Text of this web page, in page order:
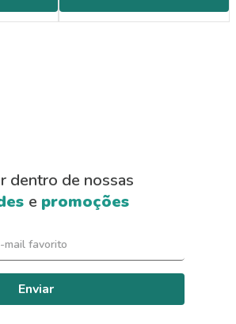
dentro de nossas
e promoções
Enviar